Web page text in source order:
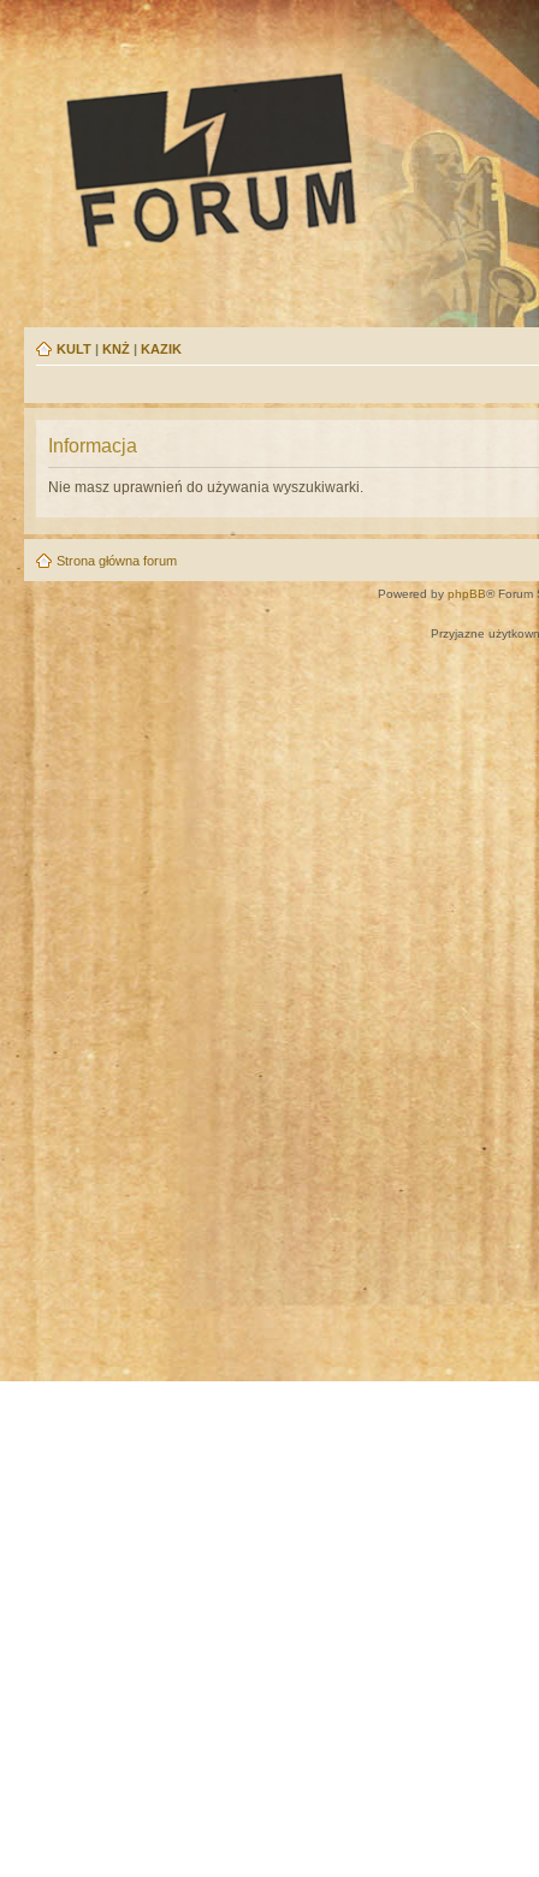
KULT | KNŻ | KAZIK
Informacja
Nie masz uprawnień do używania wyszukiwarki.
Strona główna forum
Powered by phpBB® Forum
Przyjazne